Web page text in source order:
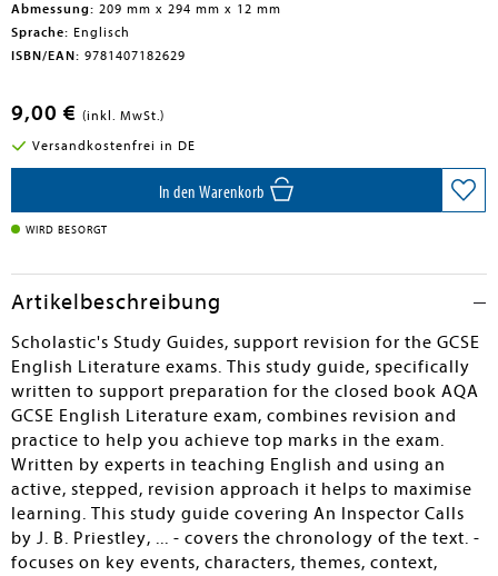
Abmessung: 209 mm x 294 mm x 12 mm
Sprache: Englisch
ISBN/EAN: 9781407182629
9,00 € (inkl. MwSt.)
Versandkostenfrei in DE
In den Warenkorb
WIRD BESORGT
Artikelbeschreibung
Scholastic's Study Guides, support revision for the GCSE
English Literature exams. This study guide, specifically
written to support preparation for the closed book AQA
GCSE English Literature exam, combines revision and
practice to help you achieve top marks in the exam.
Written by experts in teaching English and using an
active, stepped, revision approach it helps to maximise
learning. This study guide covering An Inspector Calls
by J. B. Priestley, ... - covers the chronology of the text. -
focuses on key events, characters, themes, context,